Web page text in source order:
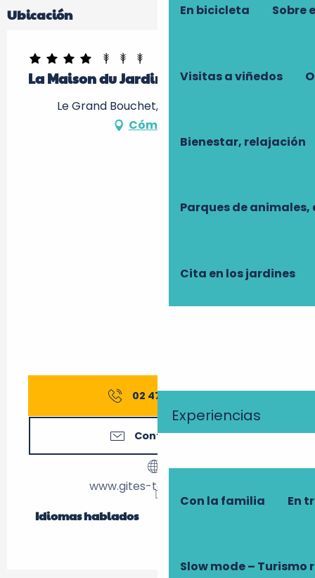
En bicicleta Sobre
Visitas a viñedos
Bienestar, relajación
Parques de
Cita en los jardines
Experiencias
Con la familia En
Slow mode – Turismo
Ubicación
La Maison du Jardinier
Le Grand Bouchet, 37510 Ballan-Miré
Cómo llegar
02 47 27 56
Contáctenos
www.gites-touraine.com
Idiomas hablados
Idiomas hablados